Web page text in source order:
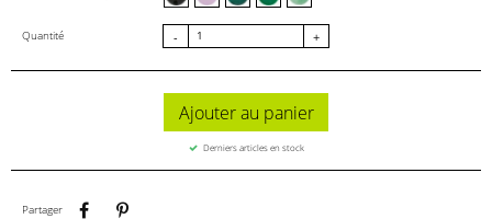
Quantité - +
Ajouter au panier
Derniers articles en stock
Partager
Partager